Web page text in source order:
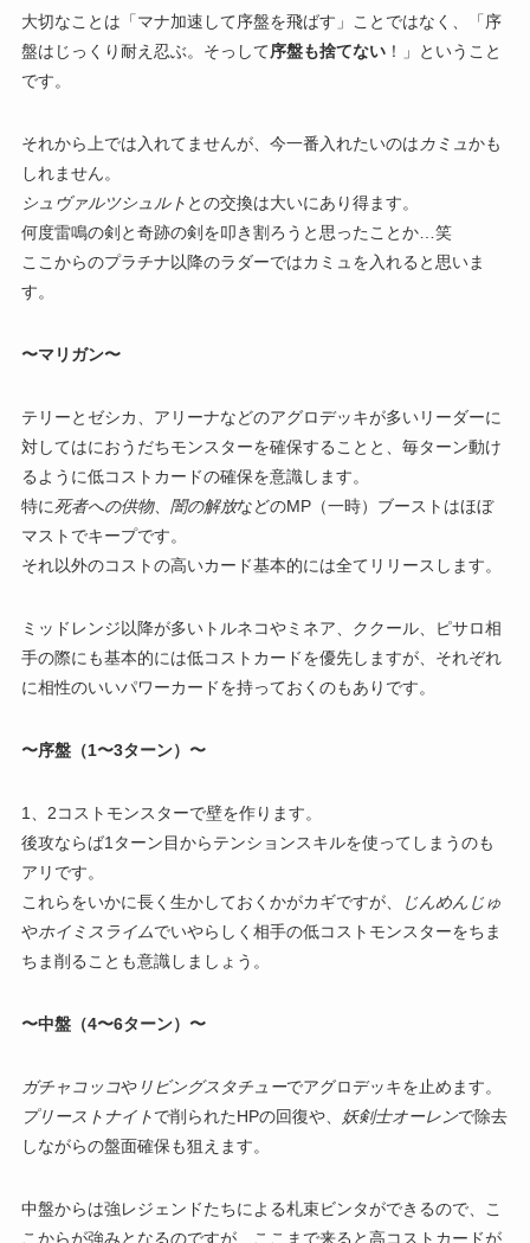
大切なことは「マナ加速して序盤を飛ばす」ことではなく、「序
盤はじっくり耐え忍ぶ。そっして序盤も捨てない！」ということ
です。
それから上では入れてませんが、今一番入れたいのはカミュかも
しれません。
シュヴァルツシュルト との交換は大いにあり得ます。
何度雷鳴の剣と奇跡の剣を叩き割ろうと思ったことか…笑
ここからのプラチナ以降のラダーではカミュを入れると思いま
す。
〜マリガン〜
テリーとゼシカ、アリーナなどのアグロデッキが多いリーダーに
対してはにおうだちモンスターを確保することと、毎ターン動け
るように低コストカードの確保を意識します。
特に死者への供物、 闇の解放などのMP（一時）ブーストはほぼ
マストでキープです。
それ以外のコストの高いカード基本的には全てリリースします。
ミッドレンジ以降が多いトルネコやミネア、ククール、ピサロ相
手の際にも基本的には低コストカードを優先しますが、それぞれ
に相性のいいパワーカードを持っておくのもありです。
〜序盤（1〜3ターン）〜
1、2コストモンスターで壁を作ります。
後攻ならば1ターン目からテンションスキルを使ってしまうのも
アリです。
これらをいかに長く生かしておくかがカギですが、
じんめんじゅ
やホイミスライムでいやらしく相手の低コストモンスターをちま
ちま削ることも意識しましょう。
〜中盤（4〜6ターン）〜
ガチャコッコやリビングスタチューでアグロデッキを止めます。
プリーストナイトで削られたHPの回復や、 妖剣士オーレンで除去
しながらの盤面確保も狙えます。
中盤からは強レジェンドたちによる札束ビンタができるので、こ
こからが強みとなるのですが、ここまで来ると高コストカードが